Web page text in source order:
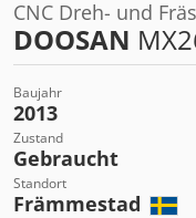
CNC Dreh- und
DOOSAN
Baujahr
2013
Zustand
Gebraucht
Standort
Främmestad